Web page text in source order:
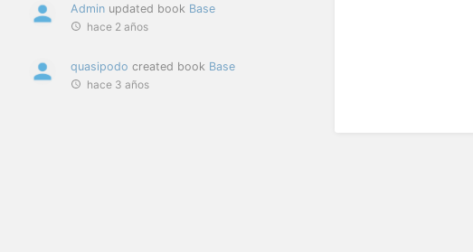
Admin updated book Base
hace 2 años
quasipodo created book Base
hace 3 años